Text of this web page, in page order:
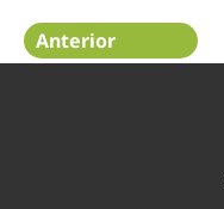
Anterior